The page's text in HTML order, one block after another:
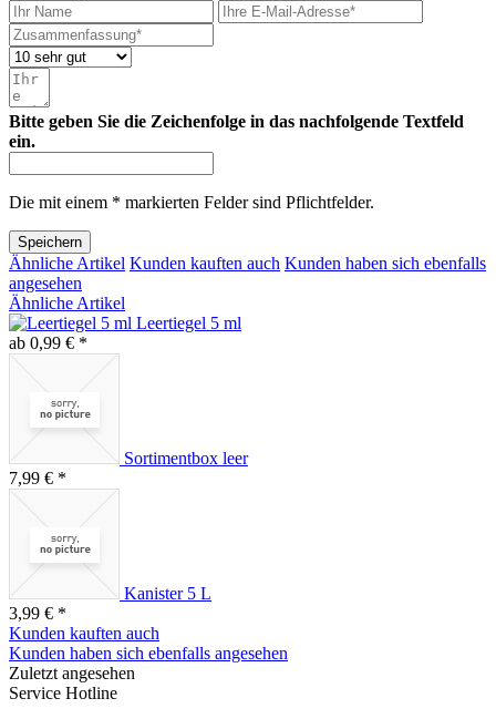
Bitte geben Sie die Zeichenfolge in das nachfolgende Textfeld
ein.
Die mit einem * markierten Felder sind Pflichtfelder.
Speichern
Ähnliche Artikel Kunden kauften auch Kunden haben sich ebenfalls
angesehen
Ähnliche Artikel
Leertiegel 5 ml
ab 0,99 € *
Sortimentbox leer
7,99 € *
Kanister 5 L
3,99 € *
Kunden kauften auch
Kunden haben sich ebenfalls angesehen
Zuletzt angesehen
Service Hotline